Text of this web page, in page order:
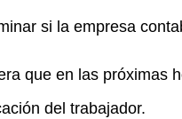
si la empresa
que en las próximas
del trabajador.